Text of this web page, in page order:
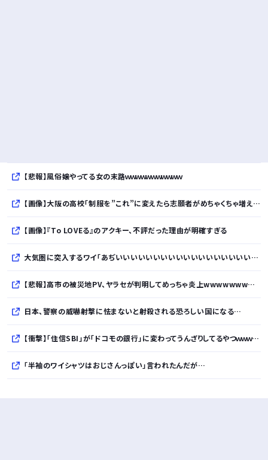
【悲報】風俗嬢やってる女の末路ｗｗｗｗｗｗｗｗｗｗｗ
【画像】大阪の高校「制服を”これ”に変えたら志願者がめちゃくちゃ増えた」
【画像】『To LOVEる』のアクキー、不評だった理由が明確すぎる
大気圏に突入するワイ「あぢいいいいいいいいいいいいいいいいいい！！！！」
【悲報】高市の被災地PV、ヤラセが判明してめっちゃ炎上wwwwwwwwwwwwwwwwwwwwwwwwwww
日本、警察の威嚇射撃に怯まないと射殺される恐ろしい国になる…
【衝撃】「住信SBI」が「ドコモの銀行」に変わってうんざりしてるやつｗｗｗｗｗ
「半袖のワイシャツはおじさんっぽい」言われたんだが…